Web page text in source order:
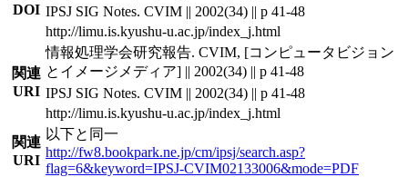
DOI IPSJ SIG Notes. CVIM || 2002(34) || p 41-48
http://limu.is.kyushu-u.ac.jp/index_j.html
関連
URI
情報処理学会研究報告. CVIM, [コンピュータビジョン
とイメージメディア] || 2002(34) || p 41-48
IPSJ SIG Notes. CVIM || 2002(34) || p 41-48
http://limu.is.kyushu-u.ac.jp/index_j.html
関連
URI
以下と同一
http://fw8.bookpark.ne.jp/cm/ipsj/search.asp?
flag=6&keyword=IPSJ-CVIM02133006&mode=PDF